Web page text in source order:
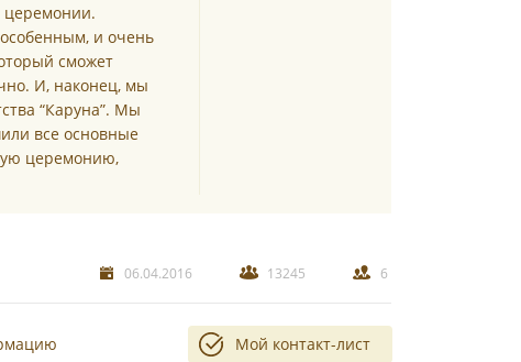
церемонии.
и очень
сможет
И, наконец, мы
“Каруна”. Мы
все основные
церемонию,
06.04.2016 13245 6
Мой контакт-лист